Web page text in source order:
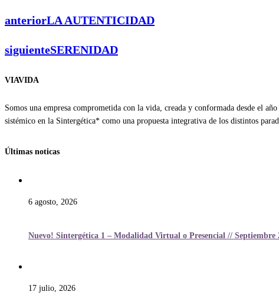
anteriorLA AUTENTICIDAD
siguienteSERENIDAD
VIAVIDA
Somos una empresa comprometida con la vida, creada y conformada desde el
sistémico en la Sintergética* como una propuesta integrativa de los distintos
Últimas noticas
6 agosto, 2026
Nuevo! Sintergética 1 – Modalidad Virtual o Presencial // Septiembre
17 julio, 2026